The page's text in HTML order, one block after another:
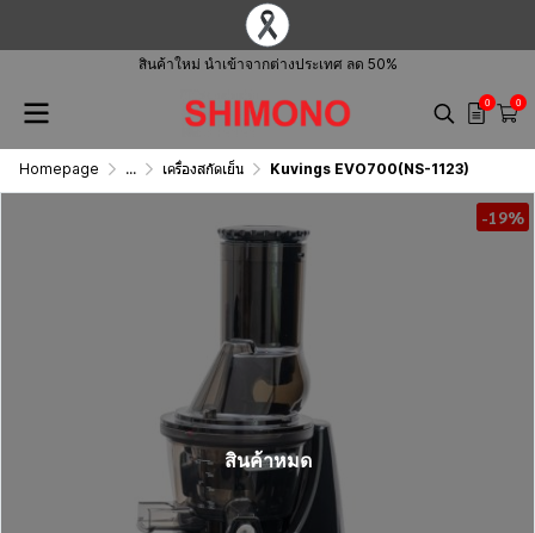
สินค้าใหม่ นำเข้าจากต่างประเทศ ลด 50%
0 0
Homepage ... เครื่องสกัดเย็น Kuvings EVO700(NS-1123)
-19%
สินค้าหมด